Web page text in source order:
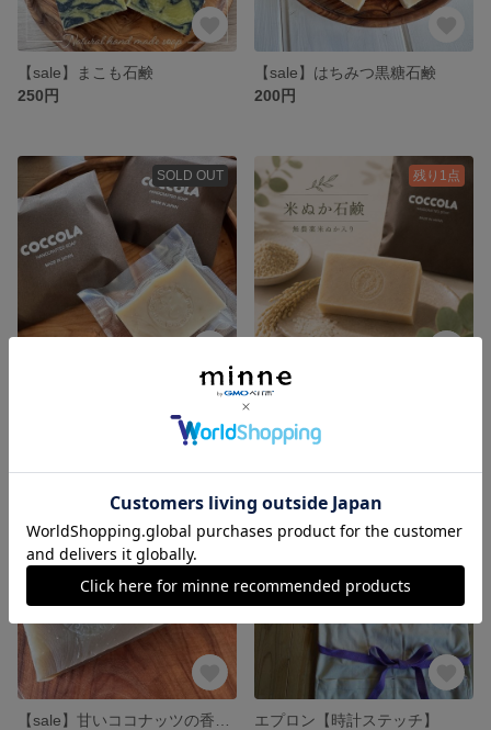
【sale】まこも石鹸
250円
【sale】はちみつ黒糖石鹸
200円
SOLD OUT
【sale】山羊ミルク入りラベンダーミルク石鹸
残り1点
【sale】丹波の米ぬか石鹸
SOLD OUT
エプロン【時計ステッチ】